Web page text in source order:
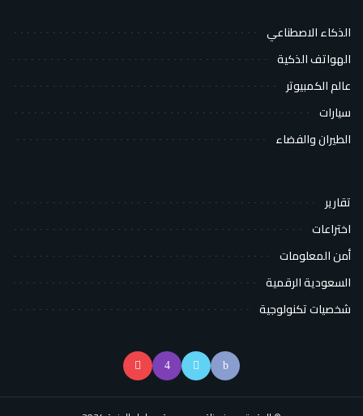
الذكاء الاصطناعي
الهواتف الذكية
عالم الكمبيوتر
سيارات
الطيران والفضاء
تقارير
اختراعات
أمن المعلومات
السعودية الرقمية
شخصيات تكنولوجية